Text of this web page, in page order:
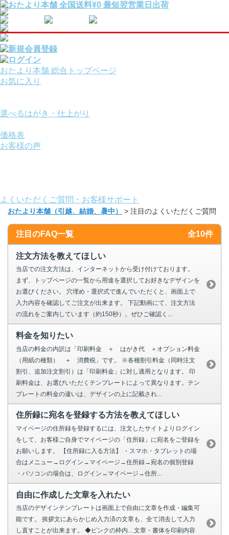
おたより本舗 総合トップページ
お気に入り
選べるはがき・仕上がり
価格表
お客様の声
よくいただくご質問・お客様サポート
おたより本舗（引越、結婚、暑中） > 注目のよくいただくご質問
注目のFAQ一覧 全10件
注文方法を教えてほしい
当店での注文方法は、インターネットから受け付けております。
まず、トップページの一覧から用途を選択してお好きなデザインを
お選びください。 穴埋め・選択式で進んでいただくと、画面上で
入力内容を確認してご注文が出来ます。 下記動画にて、注文方法
の流れをご案内しています（約150秒）。ぜひご確認く...
料金を知りたい
当店の料金の内訳は「印刷料金 ＋ はがき代 ＋オプション料金
（用紙の種類） ＋ 消費税」です。 ※各種割引料金（同時注文
割引、追加注文割引）は「印刷料金」に対し適用となります。 印
刷料金は、お選びいただくテンプレートによって異なります。テン
プレートの料金の違いは、デザインの上に記載され...
住所録に宛名を登録する方法を教えてほしい
マイページの住所録を登録するには、注文したサイトよりログイン
をして、お客様ご自身でマイページの「住所録」に宛名をご登録を
お願いします。 【住所録に入る方法】 ・スマホ・タブレットの場
合はメニュー→ログイン→マイページ→住所録→宛名の個別登録
・パソコンの場合は、ログイン→マイページ→住所...
自由に作成した文章を入れたい
当店のデザインテンプレートは画面上で自由に文章を作成・編集可
能です。 挨拶文にあらかじめ入力済の文章も、全て消去して入力
し直すことが出来ます。 ◆ピンクの枠内…文章・書体を印刷内容